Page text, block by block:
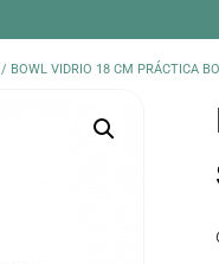
/ BOWL VIDRIO 18 CM PRÁCTICA